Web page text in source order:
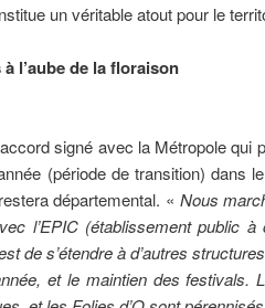
un véritable atout pour le
l’aube de la floraison
signé avec la Métropole
(période de transition) dans
départemental. « Nous
l’EPIC (établissement public
de s’étendre à d’autres
et le maintien des festivals.